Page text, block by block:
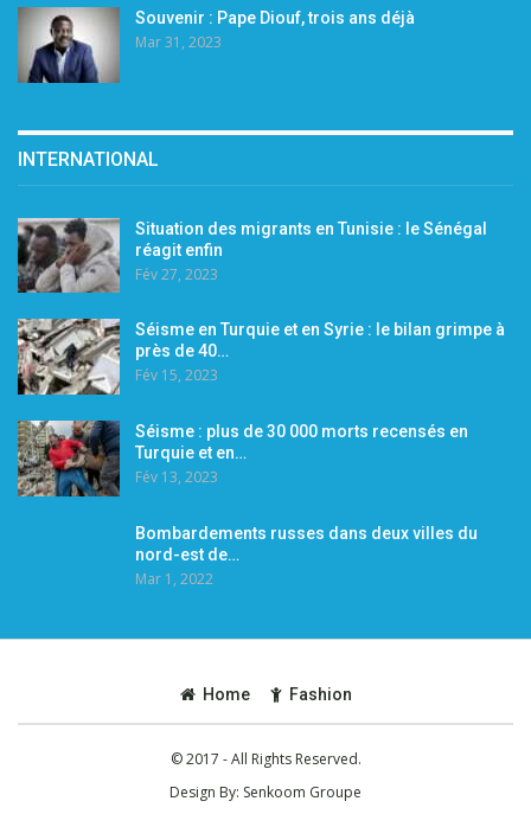
Souvenir : Pape Diouf, trois ans déjà
Mar 31, 2023
INTERNATIONAL
Situation des migrants en Tunisie : le Sénégal
réagit enfin
Fév 27, 2023
Séisme en Turquie et en Syrie : le bilan grimpe à
près de 40…
Fév 15, 2023
Séisme : plus de 30 000 morts recensés en
Turquie et en…
Fév 13, 2023
Bombardements russes dans deux villes du
nord-est de…
Mar 1, 2022
Home Fashion
© 2017 - All Rights Reserved.
Design By: Senkoom Groupe